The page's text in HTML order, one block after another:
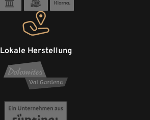
Lokale Herstellung